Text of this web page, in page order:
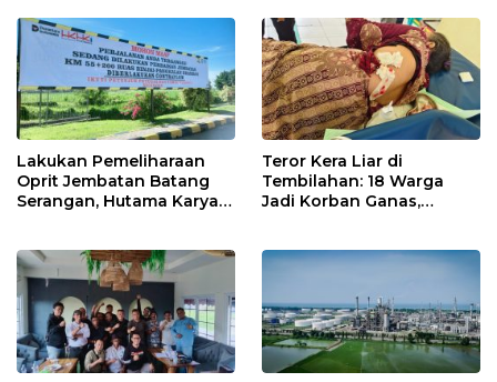
Pekanbaru!
Lakukan Pemeliharaan
Oprit Jembatan Batang
Serangan, Hutama Karya
Teror Kera Liar di
Tembilahan: 18 Warga
Jadi Korban Ganas,